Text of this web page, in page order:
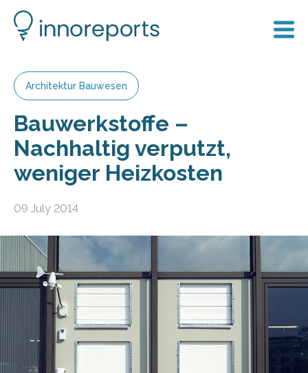
Architektur Bauwesen
Bauwerkstoffe –
Nachhaltig verputzt,
weniger Heizkosten
09 July 2014